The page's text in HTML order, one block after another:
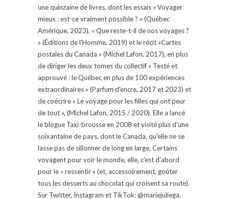
une quinzaine de livres, dont les essais « Voyager
mieux : est-ce vraiment possible ? » (Québec
Amérique, 2023), « Que reste-t-il de nos voyages ?
» (Éditions de l'Homme, 2019) et le récit «Cartes
postales du Canada » (Michel Lafon, 2017), en plus
de diriger les deux tomes du collectif « Testé et
approuvé : le Québec en plus de 100 expériences
extraordinaires » (Parfum d'encre, 2017 et 2023) et
de coécrire « Le voyage pour les filles qui ont peur
de tout », (Michel Lafon, 2015 / 2020). Elle a lancé
le blogue Taxi-brousse en 2008 et visité plus d'une
soixantaine de pays, dont le Canada, qu'elle ne se
lasse pas de sillonner de long en large. Certains
voyagent pour voir le monde, elle, c’est d’abord
pour le « ressentir » (et, accessoirement, goûter
tous les desserts au chocolat qui croisent sa route).
Sur Twitter, Instagram et TikTok: @mariejuliega.